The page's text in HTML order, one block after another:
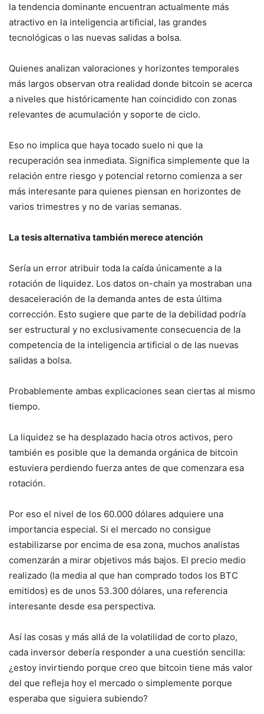
la tendencia dominante encuentran actualmente más
atractivo en la inteligencia artificial, las grandes
tecnológicas o las nuevas salidas a bolsa.
Quienes analizan valoraciones y horizontes temporales
más largos observan otra realidad donde bitcoin se acerca
a niveles que históricamente han coincidido con zonas
relevantes de acumulación y soporte de ciclo.
Eso no implica que haya tocado suelo ni que la
recuperación sea inmediata. Significa simplemente que la
relación entre riesgo y potencial retorno comienza a ser
más interesante para quienes piensan en horizontes de
varios trimestres y no de varias semanas.
La tesis alternativa también merece atención
Sería un error atribuir toda la caída únicamente a la
rotación de liquidez. Los datos on-chain ya mostraban una
desaceleración de la demanda antes de esta última
corrección. Esto sugiere que parte de la debilidad podría
ser estructural y no exclusivamente consecuencia de la
competencia de la inteligencia artificial o de las nuevas
salidas a bolsa.
Probablemente ambas explicaciones sean ciertas al mismo
tiempo.
La liquidez se ha desplazado hacia otros activos, pero
también es posible que la demanda orgánica de bitcoin
estuviera perdiendo fuerza antes de que comenzara esa
rotación.
Por eso el nivel de los 60.000 dólares adquiere una
importancia especial. Si el mercado no consigue
estabilizarse por encima de esa zona, muchos analistas
comenzarán a mirar objetivos más bajos. El precio medio
realizado (la media al que han comprado todos los BTC
emitidos) es de unos 53.300 dólares, una referencia
interesante desde esa perspectiva.
Así las cosas y más allá de la volatilidad de corto plazo,
cada inversor debería responder a una cuestión sencilla:
¿estoy invirtiendo porque creo que bitcoin tiene más valor
del que refleja hoy el mercado o simplemente porque
esperaba que siguiera subiendo?